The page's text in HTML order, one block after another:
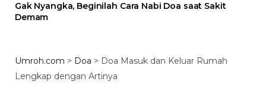
Gak Nyangka, Beginilah Cara Nabi Doa saat Sakit
Demam
Umroh.com > Doa > Doa Masuk dan Keluar Rumah
Lengkap dengan Artinya